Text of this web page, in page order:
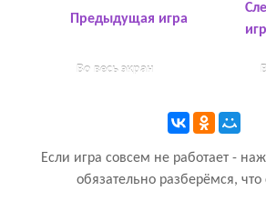
Предыдущая игра
Во весь экран
Если игра совсем не работает -
обязательно разберёмся, что